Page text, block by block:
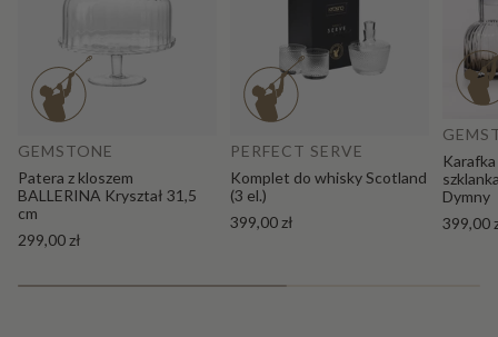
Dodaj do koszyka
GEMSTONE
Patera z kloszem
BALLERINA Kryształ 31,5
cm
299,00 zł
PERFECT SERVE
Komplet do whisky Scotland
(3 el.)
399,00 zł
Dymny
399,00